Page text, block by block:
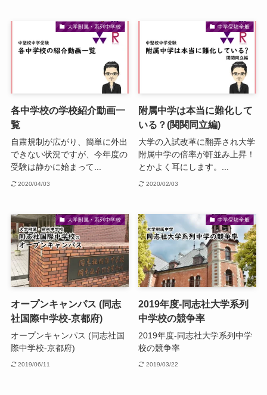
大学附属・系列中学校
各中学校の学校紹介動画一
覧
自粛規制が広がり、簡単に外出
できない状況ですが、今年度の
受験は静かに始まって...
2020/04/03
中学受験全般
附属中学は本当に難化して
いる？(関関同立編)
大学の入試改革に翻弄され大学
附属中学の倍率が軒並み上昇！
とかよく耳にします。...
2020/02/03
大学附属・系列中学校
オープンキャンパス (同志
社国際中学校-京都府)
オープンキャンパス (同志社国
際中学校-京都府)
2019/06/11
中学受験全般
2019年度-同志社大学系列
中学校の競争率
2019年度-同志社大学系列中学
校の競争率
2019/03/22